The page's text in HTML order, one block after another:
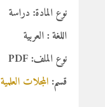
نوع المادة: دراسة
اللغة : العربية
نوع الملف: PDF
قسم: المجلات العلمية